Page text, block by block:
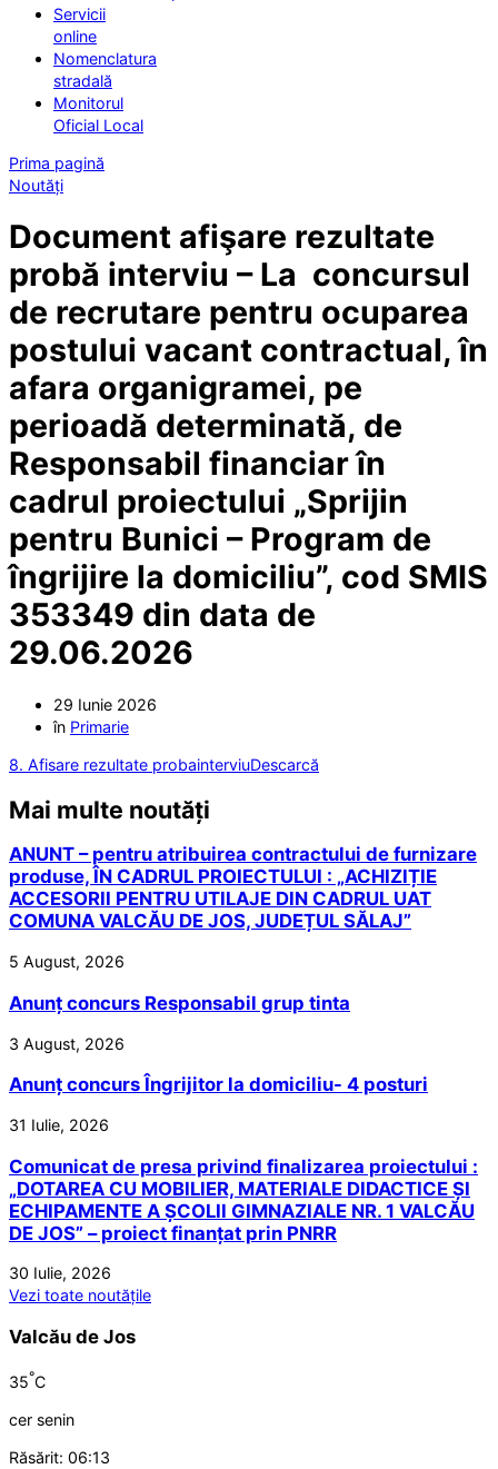
Servicii
online
Nomenclatura
stradală
Monitorul
Oficial Local
Prima pagină
Noutăți
Document afişare rezultate
probă interviu – La concursul
de recrutare pentru ocuparea
postului vacant contractual, în
afara organigramei, pe
perioadă determinată, de
Responsabil financiar în
cadrul proiectului „Sprijin
pentru Bunici – Program de
îngrijire la domiciliu”, cod SMIS
353349 din data de
29.06.2026
29 Iunie 2026
în Primarie
8. Afisare rezultate probainterviuDescarcă
Mai multe noutăți
ANUNT – pentru atribuirea contractului de furnizare
produse, ÎN CADRUL PROIECTULUI : „ACHIZIȚIE
ACCESORII PENTRU UTILAJE DIN CADRUL UAT
COMUNA VALCĂU DE JOS, JUDEȚUL SĂLAJ”
5 August, 2026
Anunț concurs Responsabil grup tinta
3 August, 2026
Anunț concurs Îngrijitor la domiciliu- 4 posturi
31 Iulie, 2026
Comunicat de presa privind finalizarea proiectului :
„DOTAREA CU MOBILIER, MATERIALE DIDACTICE ȘI
ECHIPAMENTE A ȘCOLII GIMNAZIALE NR. 1 VALCĂU
DE JOS” – proiect finanțat prin PNRR
30 Iulie, 2026
Vezi toate noutățile
Valcău de Jos
35°C
cer senin
Răsărit: 06:13